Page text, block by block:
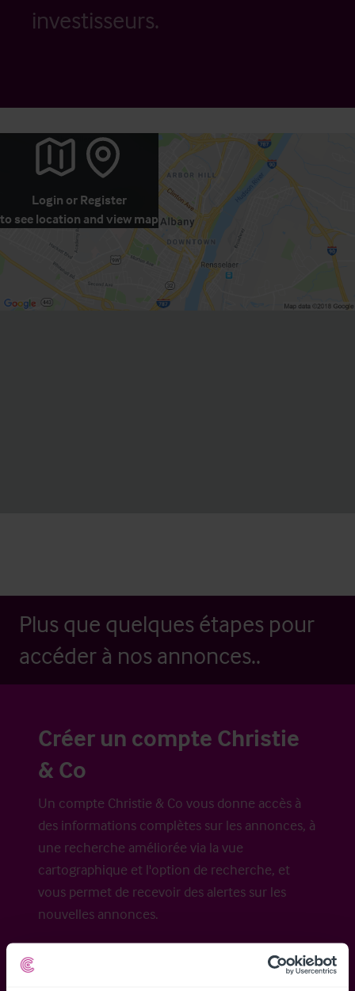
investisseurs.
Login or Register
to see location and view map
Plus que quelques étapes pour
accéder à nos annonces..
Créer un compte Christie
& Co
Un compte Christie & Co vous donne accès à
des informations complètes sur les annonces, à
une recherche améliorée via la vue
cartographique et l'option de recherche, et
vous permet de recevoir des alertes sur les
nouvelles annonces.